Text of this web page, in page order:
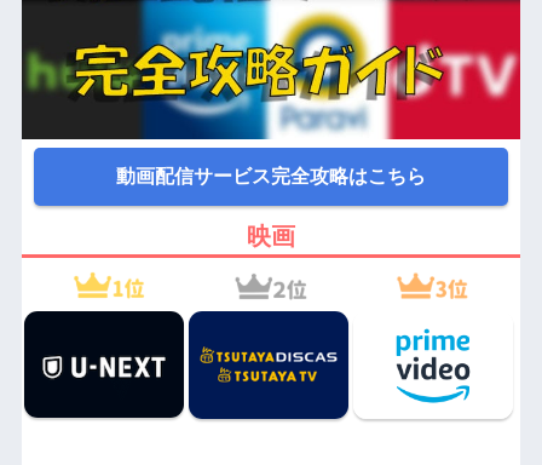
動画配信サービス完全攻略はこちら
映画